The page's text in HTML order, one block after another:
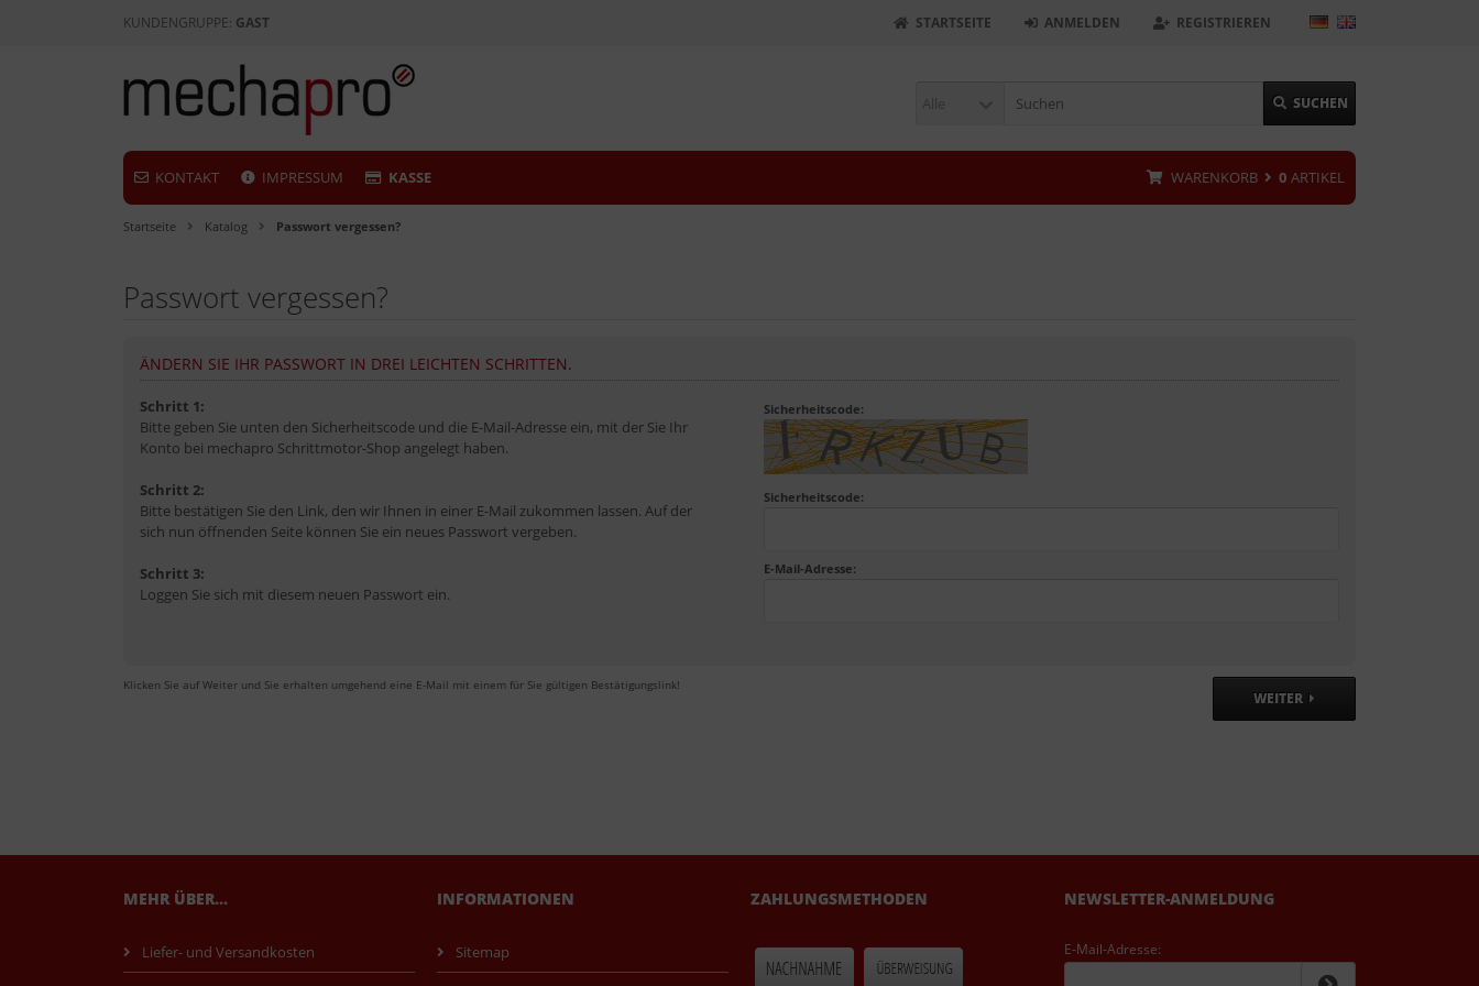
KUNDENGRUPPE: GAST REGISTRIEREN
ANMELDEN
STARTSEITE
Alle SUCHEN
KONTAKT IMPRESSUM KASSE WARENKORB 0 ARTIKEL
Startseite Katalog Passwort vergessen?
Passwort vergessen?
ÄNDERN SIE IHR PASSWORT IN DREI LEICHTEN SCHRITTEN.
Schritt 1:
Bitte geben Sie unten den Sicherheitscode und die E-Mail-Adresse ein, mit der Sie Ihr
Konto bei mechapro Schrittmotor-Shop angelegt haben.
Schritt 2:
Bitte bestätigen Sie den Link, den wir Ihnen in einer E-Mail zukommen lassen. Auf der
sich nun öffnenden Seite können Sie ein neues Passwort vergeben.
Schritt 3:
Loggen Sie sich mit diesem neuen Passwort ein.
Sicherheitscode:
Sicherheitscode:
E-Mail-Adresse:
Klicken Sie auf Weiter und Sie erhalten umgehend eine E-Mail mit einem für Sie gültigen Bestätigungslink!
WEITER
MEHR ÜBER...
Liefer- und Versandkosten
INFORMATIONEN
Sitemap
ZAHLUNGSMETHODEN NEWSLETTER-ANMELDUNG
E-Mail-Adresse: